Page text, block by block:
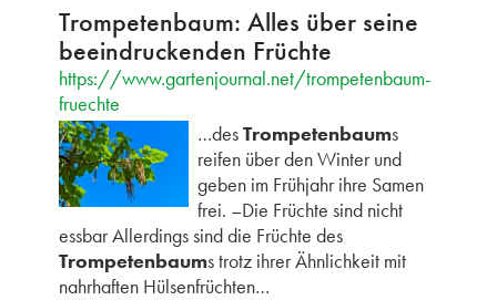
Trompetenbaum: Alles über seine
beeindruckenden Früchte
https://www.gartenjournal.net/trompetenbaum-
fruechte
…desTrompetenbaums
reifen über den Winter und
geben im Frühjahr ihre Samen
frei. –Die Früchte sind nicht
essbar Allerdings sind die Früchte des
Trompetenbaums trotz ihrer Ähnlichkeit mit
nahrhaften Hülsenfrüchten…